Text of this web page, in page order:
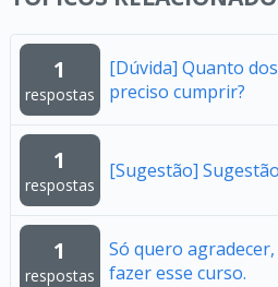
1
respostas
[Dúvida] Quanto
preciso cumprir?
1
respostas
[Sugestão]
1
respostas
Só quero
fazer esse curso.